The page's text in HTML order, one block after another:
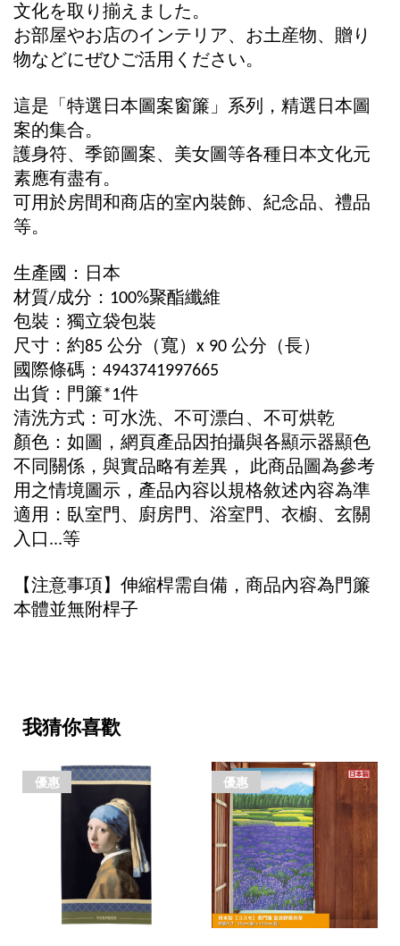
文化を取り揃えました。
お部屋やお店のインテリア、お土産物、贈り
物などにぜひご活用ください。
這是「特選日本圖案窗簾」系列，精選日本圖
案的集合。
護身符、季節圖案、美女圖等各種日本文化元
素應有盡有。
可用於房間和商店的室內裝飾、紀念品、禮品
等。
生產國：日本
材質/成分： 100%聚酯纖維
包裝：獨立袋包裝
尺寸：約85 公分（寬） x 90 公分（長）
國際條碼： 4943741997665
出貨：門簾*1件
清洗方式：可水洗、不可漂白、不可烘乾
顏色：如圖，網頁產品因拍攝與各顯示器顯色
不同關係，與實品略有差異，
此商品圖為參考
用之情境圖示，產品內容以規格敘述內容為準
適用：臥室門、廚房門、浴室門、衣櫥、玄關
入口 ...等
【注意事項】伸縮桿需自備，商品內容為門簾
本體並無附桿子
我猜你喜歡
優惠 優惠